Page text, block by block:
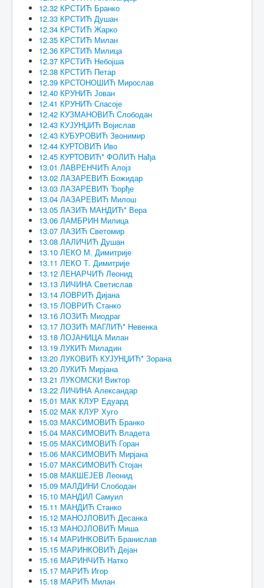
12.32 КРСТИЋ Бранко
12.33 КРСТИЋ Душан
12.34 КРСТИЋ Жарко
12.35 КРСТИЋ Милан
12.36 КРСТИЋ Милица
12.37 КРСТИЋ Небојша
12.38 КРСТИЋ Петар
12.39 КРСТОНОШИЋ Мирослав
12.40 КРУНИЋ Јован
12.41 КРУНИЋ Спасоје
12.42 КУЗМАНОВИЋ Слободан
12.43 КУЈУНЏИЋ Војислав
12.43 КУБУРОВИЋ Звонимир
12.44 КУРТОВИЋ Иво
12.45 КУРТОВИЋ* ФОЛИЋ Нађа
13.01 ЛАВРЕНЧИЋ Алојз
13.02 ЛАЗАРЕВИЋ Божидар
13.03 ЛАЗАРЕВИЋ Ђорђе
13.04 ЛАЗАРЕВИЋ Милош
13.05 ЛАЗИЋ МАНДИЋ* Вера
13.06 ЛАМБРИН Милица
13.07 ЛАЗИЋ Светомир
13.08 ЛАЛИЧИЋ Душан
13.10 ЛЕКО М. Димитрије
13.11 ЛЕКО Т. Димитрије
13.12 ЛЕНАРЧИЋ Леонид
13.13 ЛИЧИНА Светислав
13.14 ЛОВРИЋ Дијана
13.15 ЛОВРИЋ Станко
13.16 ЛОЗИЋ Миодраг
13.17 ЛОЗИЋ МАГЛИЋ* Невенка
13.18 ЛОЈАНИЦА Милан
13.19 ЛУКИЋ Миладин
13.20 ЛУКОВИЋ КУЈУНЏИЋ* Зорана
13.20 ЛУКИЋ Мирјана
13.21 ЛУКОМСКИ Виктор
13.22 ЛИЧИНА Александар
15.01 МАК КЛУР Едуард
15.02 МАК КЛУР Хуго
15.03 МАКСИМОВИЋ Бранко
15.04 МАКСИМОВИЋ Владета
15.05 МАКСИМОВИЋ Горан
15.06 МАКСИМОВИЋ Мирјана
15.07 МАКСИМОВИЋ Стојан
15.08 МАКШЕЈЕВ Леонид
15.09 МАЛДИНИ Слободан
15.10 МАНДИЛ Самуил
15.11 МАНДИЋ Станко
15.12 МАНОЈЛОВИЋ Десанка
15.13 МАНОЈЛОВИЋ Миша
15.14 МАРИНКОВИЋ Бранислав
15.15 МАРИНКОВИЋ Дејан
15.16 МАРИНЧИЋ Натко
15.17 МАРИЋ Игор
15.18 МАРИЋ Милан